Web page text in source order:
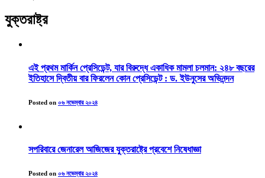
যুক্তরাষ্ট্র
এই প্রথম মার্কিন প্রেসিডেন্ট, যার বিরুদ্ধে একাধিক মামলা চলমান: ২৪৮ বছরের
ইতিহাসে দ্বিতীয় বার ফিরলেন কোন প্রেসিডেন্ট : ড. ইউনুসের অভিনন্দন
Posted on ০৬ নভেম্বার ২০২৪
সপরিবারে জেনারেল আজিজের যুক্তরাষ্ট্রে প্রবেশে নিষেধাজ্ঞা
Posted on ০৬ নভেম্বার ২০২৪